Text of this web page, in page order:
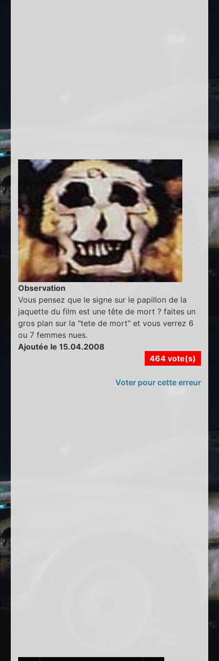
Observation
Vous pensez que le signe sur le papillon de la
jaquette du film est une tête de mort ? faites un
gros plan sur la "tete de mort" et vous verrez 6
ou 7 femmes nues.
Ajoutée le 15.04.2008
464 vote(s)
Voter pour cette erreur